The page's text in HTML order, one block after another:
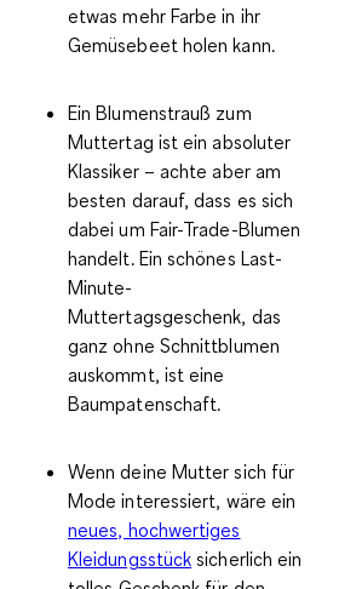
etwas mehr Farbe in ihr
Gemüsebeet holen kann.
Ein Blumenstrauß zum
Muttertag ist ein absoluter
Klassiker – achte aber am
besten darauf, dass es sich
dabei um Fair-Trade-Blumen
handelt. Ein schönes Last-
Minute-
Muttertagsgeschenk, das
ganz ohne Schnittblumen
auskommt, ist eine
Baumpatenschaft.
Wenn deine Mutter sich für
Mode interessiert, wäre ein
neues, hochwertiges
Kleidungsstück sicherlich ein